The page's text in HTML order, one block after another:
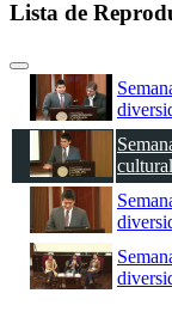
Lista de